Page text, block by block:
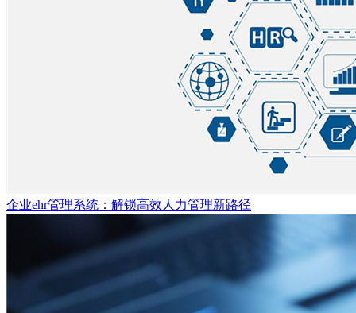
企业ehr管理系统：解锁高效人力管理新路径